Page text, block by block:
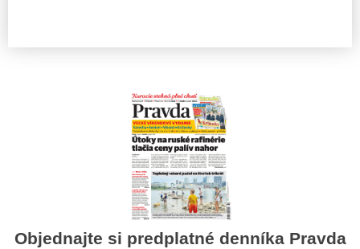
Objednajte si predplatné denníka Pravda